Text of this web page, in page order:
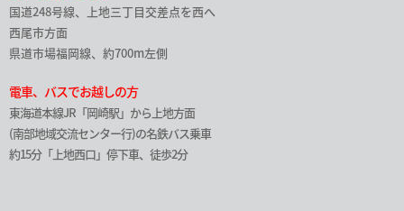
国道248号線、上地三丁目交差点を西へ
西尾市方面
県道市場福岡線、約700m左側
電車、バスでお越しの方
東海道本線JR「岡崎駅」から上地方面
(南部地域交流センター行)の名鉄バス乗車
約15分「上地西口」停下車、徒歩2分